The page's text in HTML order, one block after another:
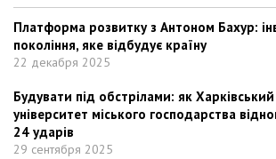
Платформа розвитку з Антоном Бахур:
покоління, яке відбудує країну
22 декабря 2025
Будувати під обстрілами: як
університет міського господарства
24 ударів
29 сентября 2025